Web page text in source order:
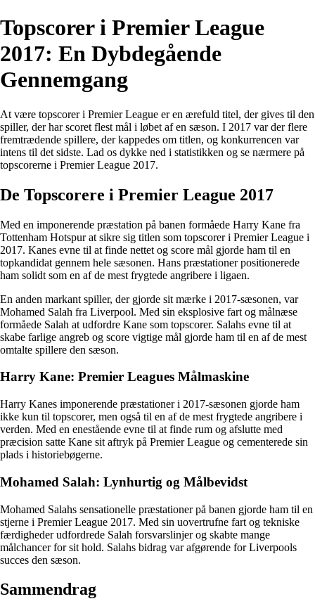
Topscorer i Premier League
2017: En Dybdegående
Gennemgang
At være topscorer i Premier League er en ærefuld titel, der gives til den
spiller, der har scoret flest mål i løbet af en sæson. I 2017 var der flere
fremtrædende spillere, der kappedes om titlen, og konkurrencen var
intens til det sidste. Lad os dykke ned i statistikken og se nærmere på
topscorerne i Premier League 2017.
De Topscorere i Premier League 2017
Med en imponerende præstation på banen formåede Harry Kane fra
Tottenham Hotspur at sikre sig titlen som topscorer i Premier League i
2017. Kanes evne til at finde nettet og score mål gjorde ham til en
topkandidat gennem hele sæsonen. Hans præstationer positionerede
ham solidt som en af de mest frygtede angribere i ligaen.
En anden markant spiller, der gjorde sit mærke i 2017-sæsonen, var
Mohamed Salah fra Liverpool. Med sin eksplosive fart og målnæse
formåede Salah at udfordre Kane som topscorer. Salahs evne til at
skabe farlige angreb og score vigtige mål gjorde ham til en af de mest
omtalte spillere den sæson.
Harry Kane: Premier Leagues Målmaskine
Harry Kanes imponerende præstationer i 2017-sæsonen gjorde ham
ikke kun til topscorer, men også til en af de mest frygtede angribere i
verden. Med en enestående evne til at finde rum og afslutte med
præcision satte Kane sit aftryk på Premier League og cementerede sin
plads i historiebøgerne.
Mohamed Salah: Lynhurtig og Målbevidst
Mohamed Salahs sensationelle præstationer på banen gjorde ham til en
stjerne i Premier League 2017. Med sin uovertrufne fart og tekniske
færdigheder udfordrede Salah forsvarslinjer og skabte mange
målchancer for sit hold. Salahs bidrag var afgørende for Liverpools
succes den sæson.
Sammendrag